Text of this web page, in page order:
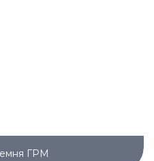
ГРМ